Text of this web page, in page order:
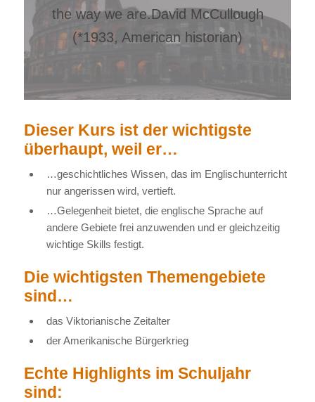
the way we are.David McCullough
(*1933, American historian)
Dieser Kurs ist der wichtigste
überhaupt, weil er…
…geschichtliches Wissen, das im Englischunterricht
nur angerissen wird, vertieft.
…Gelegenheit bietet, die englische Sprache auf
andere Gebiete frei anzuwenden und er gleichzeitig
wichtige Skills festigt.
Die wichtigsten Themengebiete
sind…
das Viktorianische Zeitalter
der Amerikanische Bürgerkrieg
Echte Highlights im Schuljahr
sind: